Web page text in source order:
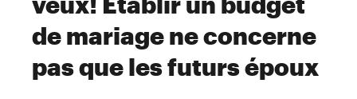
de mariage ne concerne
pas que les futurs époux